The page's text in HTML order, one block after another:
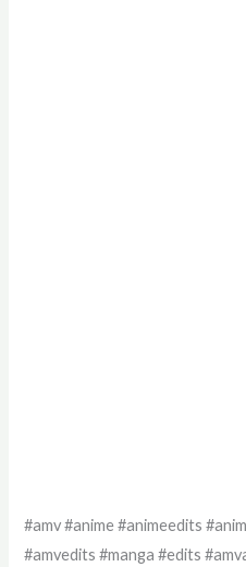
#amv #anime #animeedits
#amvedits #manga #edits